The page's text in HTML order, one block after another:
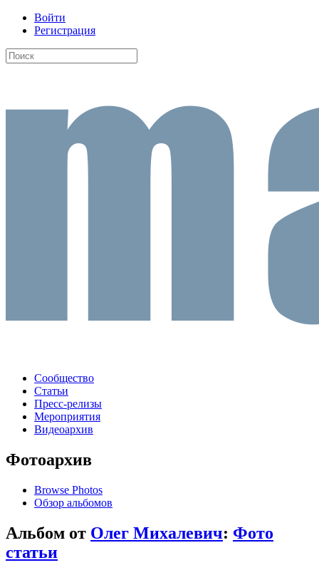
Войти
Регистрация
Сообщество
Статьи
Пресс-релизы
Мероприятия
Видеоархив
Фотоархив
Browse Photos
Обзор альбомов
Альбом от Олег Михалевич: Фото
статьи